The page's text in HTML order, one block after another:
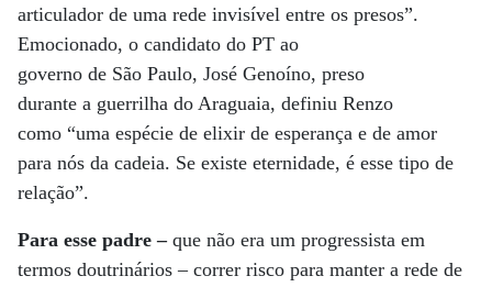
articulador de uma rede invisível entre os presos”.
Emocionado, o candidato do PT ao
governo de São Paulo, José Genoíno, preso
durante a guerrilha do Araguaia, definiu Renzo
como “uma espécie de elixir de esperança e de amor
para nós da cadeia. Se existe eternidade, é esse tipo de
relação”.
Para esse padre –que não era um progressista em
termos doutrinários – correr risco para manter a rede de